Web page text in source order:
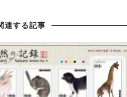
連する記事